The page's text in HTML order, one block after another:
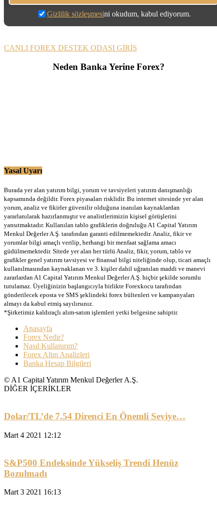
Gizlilik sözleşmesini okudum, kabul ediyorum.
CANLI FOREX DESTEK ODASI GİRİŞ
Neden Banka Yerine Forex?
Yasal Uyarı
Burada yer alan yatırım bilgi, yorum ve tavsiyeleri yatırım danışmanlığı
kapsamında değildir. Forex piyasaları risklidir. Bu internet sitesinde yer alan
yorum, analiz ve fikirler güvenilir olduğuna inanılan kaynaklardan
yararlanılarak hazırlanmıştır ve analistlerimizin kişisel görüşlerini
yansıtmaktadır. Kullanılan tablo grafiklerin doğruluğu A1 Capital Yatırım
Menkul Değerler A.Ş. tarafından garanti edilmemektedir. Analiz, fikir ve
yorumlar bilgi amaçlı verilip, herhangi bir menfaat sağlama amacı
güdülmemektedir. Sitede yer alan her türlü Analiz, fikir, yorum, tablo ve
grafikler genel yatırım tavsiyesi ve finansal bilgi niteliğinde olup, ticari amaçlı
kullanılmasından kaynaklanan ve 3. kişiler dahil uğranılan maddi ve manevi
zararlardan A1 Capital Yatırım Menkul Değerler A.Ş. hiçbir şekilde sorumlu
tutulamaz. Üyeliğinizin başlangıcıyla birlikte Forexkocu tarafından
gönderilecek eposta ve SMS şeklindeki forex bültenleri ve kampanyaları
almayı da kabul etmiş sayılırsınız.
*Şirketimiz kaldıraçlı alım-satım işlemleri yetki belgesine sahiptir.
Anasayfa
Forex Nedir?
Nasıl Kullanırım?
Forex Altın Analizleri
Banka Hesap Bilgileri
© A1 Capital Yatırım Menkul Değerler A.Ş.
DİĞER İÇERİKLER
Dolar/TL’de 7.54 Direnci En Önemli Seviye…
Mart 4 2021 12:12
S&P500 Endeksinde Yükseliş Trendi Henüz
Bozulmadı
Mart 3 2021 16:13